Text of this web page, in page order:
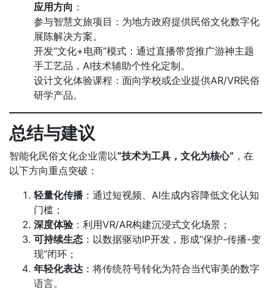
应用方向 ：
参与智慧文旅项目：为地方政府提供民俗文化数字化
展陈解决方案。
开发“文化+电商”模式：通过直播带货推广游神主题
手工艺品，AI技术辅助个性化定制。
设计文化体验课程：面向学校或企业提供AR/VR民俗
研学产品。
总结与建议
智能化民俗文化企业需以“技术为工具，文化为核心” ，在
以下方向重点突破：
轻量化传播 ：通过短视频、AI生成内容降低文化认知
门槛；
深度体验：利用VR/AR构建沉浸式文化场景；
可持续生态 ：以数据驱动IP开发，形成“保护-传播-变
现”闭环；
年轻化表达 ：将传统符号转化为符合当代审美的数字
语言。